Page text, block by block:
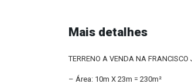
Mais detalhes
TERRENO A VENDA NA FRANCISCO
– Área: 10m X 23m = 230m²